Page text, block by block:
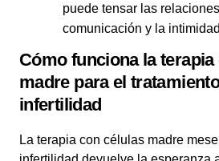
puede tensar las
comunicación y la
Cómo funciona la
madre para el
infertilidad
La terapia con células madre